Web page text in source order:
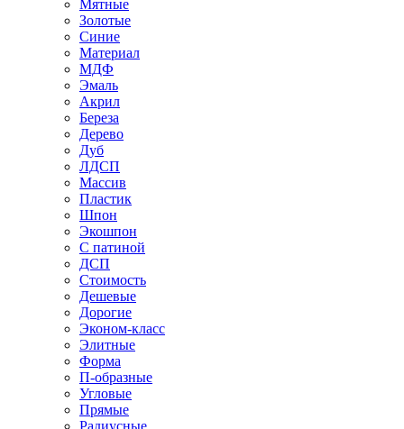
Мятные
Золотые
Синие
Материал
МДФ
Эмаль
Акрил
Береза
Дерево
Дуб
ЛДСП
Массив
Пластик
Шпон
Экошпон
С патиной
ДСП
Стоимость
Дешевые
Дорогие
Эконом-класс
Элитные
Форма
П-образные
Угловые
Прямые
Радиусные